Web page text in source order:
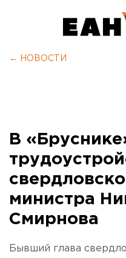
← НОВОСТИ
В
министра
Смирнова
Бывший глава